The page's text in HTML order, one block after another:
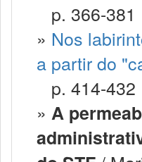
p. 366-381
» Nos
a partir do
p. 414-432
» A